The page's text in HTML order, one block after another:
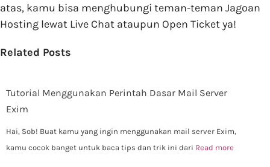
atas, kamu bisa menghubungi teman-teman Jagoan
Hosting lewat Live Chat ataupun Open Ticket ya!
Related Posts
Tutorial Menggunakan Perintah Dasar Mail Server
Exim
Hai, Sob! Buat kamu yang ingin menggunakan mail server Exim,
kamu cocok banget untuk baca tips dan trik ini dari Read more